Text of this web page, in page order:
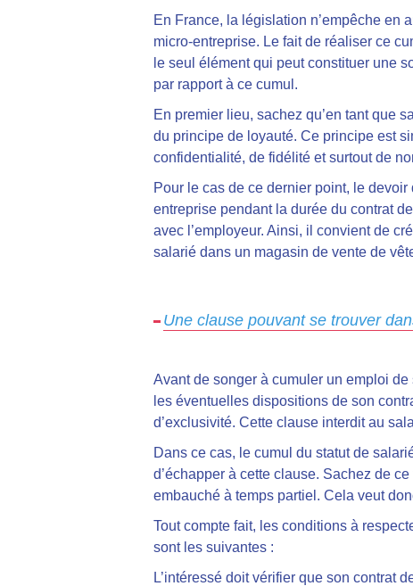
En France, la législation n’empêche en
micro-entreprise. Le fait de réaliser ce
le seul élément qui peut constituer une
par rapport à ce cumul.
En premier lieu, sachez qu’en tant que
du principe de loyauté. Ce principe est
confidentialité, de fidélité et surtout de
Pour le cas de ce dernier point, le
entreprise pendant la durée du contrat
avec l’employeur. Ainsi, il convient de
salarié dans un magasin de vente de
Une clause pouvant se trouver
Avant de songer à cumuler un emploi
les éventuelles dispositions de son
d’exclusivité. Cette clause interdit au
Dans ce cas, le cumul du statut de
d’échapper à cette clause. Sachez de
embauché à temps partiel. Cela veut
Tout compte fait, les conditions à
sont les suivantes :
L’intéressé doit vérifier que son contrat